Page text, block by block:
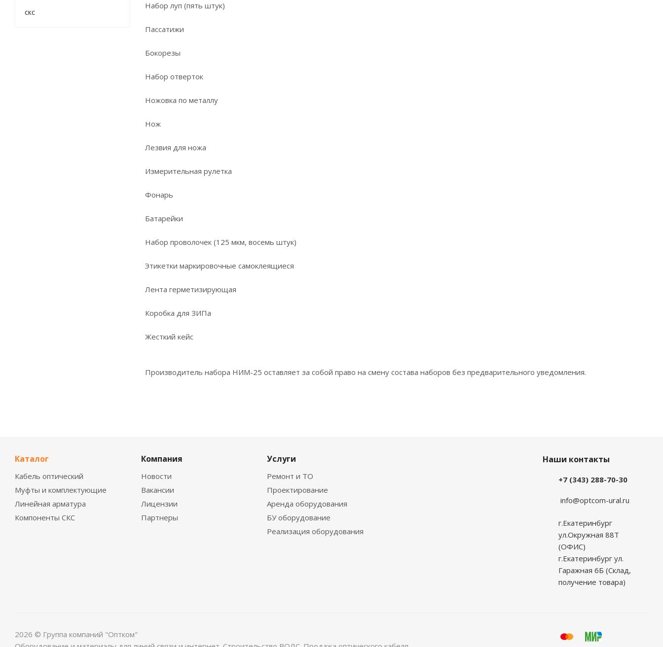
Набор луп (пять штук)
Пассатижи
Бокорезы
Набор отверток
Ножовка по металлу
Нож
Лезвия для ножа
Измерительная рулетка
Фонарь
Батарейки
Набор проволочек (125 мкм, восемь штук)
Этикетки маркировочные самоклеящиеся
Лента герметизирующая
Коробка для ЗИПа
Жесткий кейс
Производитель набора НИМ-25 оставляет за собой право на смену состава наборов без предварительного уведомления.
скс
Каталог
Кабель оптический
Муфты и комплектующие
Линейная арматура
Компоненты СКС
Компания
Новости
Вакансии
Лицензии
Партнеры
Услуги
Ремонт и ТО
Проектирование
Аренда оборудования
БУ оборудование
Реализация оборудования
Наши контакты
+7 (343) 288-70-30
info@optcom-ural.ru
г.Екатеринбург
ул.Окружная 88Т
(ОФИС)
г.Екатеринбург ул.
Гаражная 6Б (Склад,
получение товара)
2026 © Группа компаний "Оптком"